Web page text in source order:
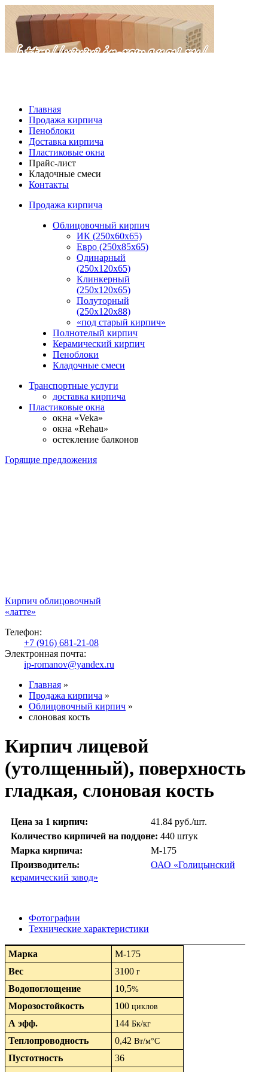
Главная
Продажа кирпича
Пеноблоки
Доставка кирпича
Пластиковые окна
Прайс-лист
Кладочные смеси
Контакты
Продажа кирпича
Облицовочный кирпич
ИК (250х60х65)
Евро (250х85х65)
Одинарный
(250х120х65)
Клинкерный
(250х120х65)
Полуторный
(250х120х88)
«под старый кирпич»
Полнотелый кирпич
Керамический кирпич
Пеноблоки
Кладочные смеси
Транспортные услуги
доставка кирпича
Пластиковые окна
окна «Veka»
окна «Rehau»
остекление балконов
Горящие предложения
Кирпич облицовочный
«латте»
Телефон:
+7 (916) 681-21-08
Электронная почта:
ip-romanov@yandex.ru
Главная »
Продажа кирпича »
Облицовочный кирпич »
слоновая кость
Кирпич лицевой
(утолщенный), поверхность
гладкая, слоновая кость
Цена за 1 кирпич:
41.84 руб./шт.
Количество кирпичей на поддоне: 440 штук
Марка кирпича:
М-175
Производитель:
ОАО «Голицынский
керамический завод»
Фотографии
Технические характеристики
Марка
М-175
Вес
3100 г
Водопоглощение 10,5%
Морозостойкость 100 циклов
А эфф. 144 Бк/кг
Теплопроводность 0,42 Вт/м°С
Пустотность
36